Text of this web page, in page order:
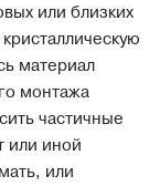
или близких
материал
монтажа
частичные
или иной
или